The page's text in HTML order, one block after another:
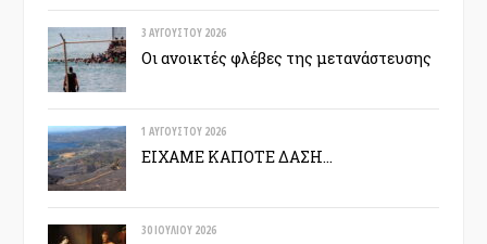
3 ΑΥΓΟΎΣΤΟΥ 2026
Οι ανοικτές φλέβες της μετανάστευσης
1 ΑΥΓΟΎΣΤΟΥ 2026
ΕΙΧΑΜΕ ΚΑΠΟΤΕ ΔΑΣΗ…
30 ΙΟΥΛΊΟΥ 2026